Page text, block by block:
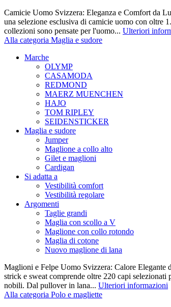
Camicie Uomo Svizzera: Eleganza e Comfort da
una selezione esclusiva di camicie uomo con
collezioni sono pensate per l'uomo... Ulteriori
Alla categoria Maglia e sudore
Marche
OLYMP
CASAMODA
REDMOND
MAERZ MUENCHEN
HAJO
TOM RIPLEY
SEIDENSTICKER
Maglia e sudore
Jumper
Maglione a collo alto
Gilet e maglioni
Cardigan
Si adatta a
Vestibilità comfort
Vestibilità regolare
Argomenti
Taglie grandi
Maglia con scollo a V
Maglione con collo rotondo
Maglia di cotone
Nuovo maglione di lana
Maglioni e Felpe Uomo Svizzera: Calore Elegante
strick e sweat comprende oltre 220 capi
nobili. Dal pullover in lana... Ulteriori informazioni
Alla categoria Polo e magliette